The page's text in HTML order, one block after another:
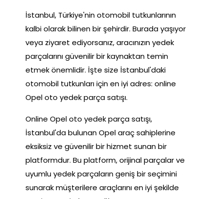
İstanbul, Türkiye'nin otomobil tutkunlarının
kalbi olarak bilinen bir şehirdir. Burada yaşıyor
veya ziyaret ediyorsanız, aracınızın yedek
parçalarını güvenilir bir kaynaktan temin
etmek önemlidir. İşte size İstanbul'daki
otomobil tutkunları için en iyi adres: online
Opel oto yedek parça satışı.
Online Opel oto yedek parça satışı,
İstanbul'da bulunan Opel araç sahiplerine
eksiksiz ve güvenilir bir hizmet sunan bir
platformdur. Bu platform, orijinal parçalar ve
uyumlu yedek parçaların geniş bir seçimini
sunarak müşterilere araçlarını en iyi şekilde